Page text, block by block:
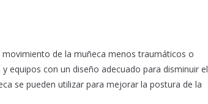
de la muñeca menos traumáticos o
equipos con un diseño adecuado para disminuir el
se pueden utilizar para mejorar la postura de la